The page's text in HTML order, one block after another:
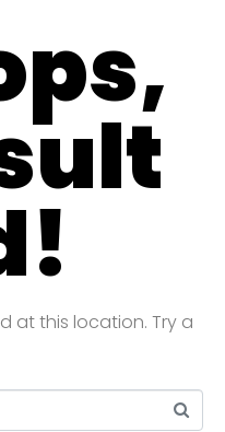
at this location. Try a